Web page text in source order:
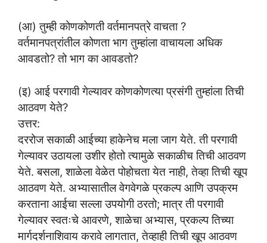
(आ) तुम्ही कोणकोणती वर्तमानपत्रे वाचता ?
वर्तमानपत्रांतील कोणता भाग तुम्हांला वाचायला अधिक
आवडतो? तो भाग का आवडतो?
(इ) आई परगावी गेल्यावर कोणकोणत्या प्रसंगी तुम्हांला तिची
आठवण येते?
उत्तर:
दररोज सकाळी आईच्या हाकेनेच मला जाग येते. ती परगावी
गेल्यावर उठायला उशीर होतो त्यामुळे सकाळीच तिची आठवण
येते. बसला, शाळेला वेळेत पोहोचता येत नाही, तेव्हा तिची खूप
आठवण येते. अभ्यासातील वेगवेगळे प्रकल्प आणि उपक्रम
करताना आईचा सल्ला उपयोगी ठरतो; मात्र ती परगावी
गेल्यावर स्वतःचे आवरणे, शाळेचा अभ्यास, प्रकल्प तिच्या
मार्गदर्शनाशिवाय करावे लागतात, तेव्हाही तिची खूप आठवण